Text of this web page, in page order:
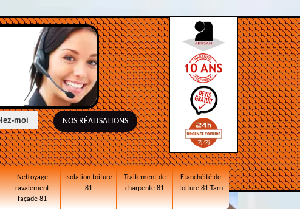
NOS RÉALISATIONS
Nettoyage
ravalement
façade 81
Isolation toiture
81
Traitement de
charpente 81
Etanchéité de
toiture 81 Tarn